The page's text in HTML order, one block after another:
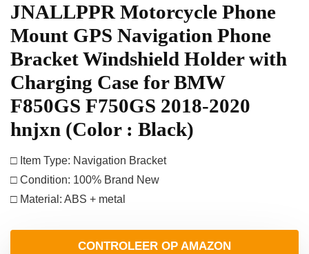
JNALLPPR Motorcycle Phone
Mount GPS Navigation Phone
Bracket Windshield Holder with
Charging Case for BMW
F850GS F750GS 2018-2020
hnjxn (Color : Black)
□ Item Type: Navigation Bracket
□ Condition: 100% Brand New
□ Material: ABS + metal
CONTROLEER OP AMAZON